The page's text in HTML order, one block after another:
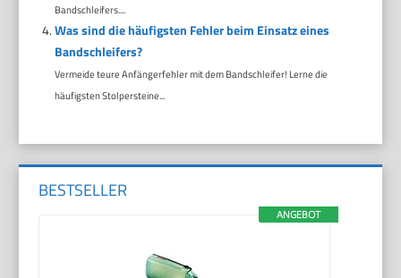
Bandschleifers....
Was sind die häufigsten Fehler beim Einsatz eines
Bandschleifers?
Vermeide teure Anfängerfehler mit dem Bandschleifer! Lerne die
häufigsten Stolpersteine...
BESTSELLER
ANGEBOT